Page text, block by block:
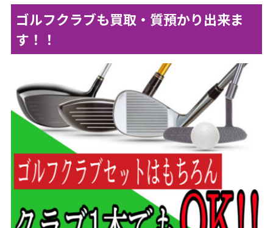
ゴルフクラブも買取・質預かり出来ま
す！！